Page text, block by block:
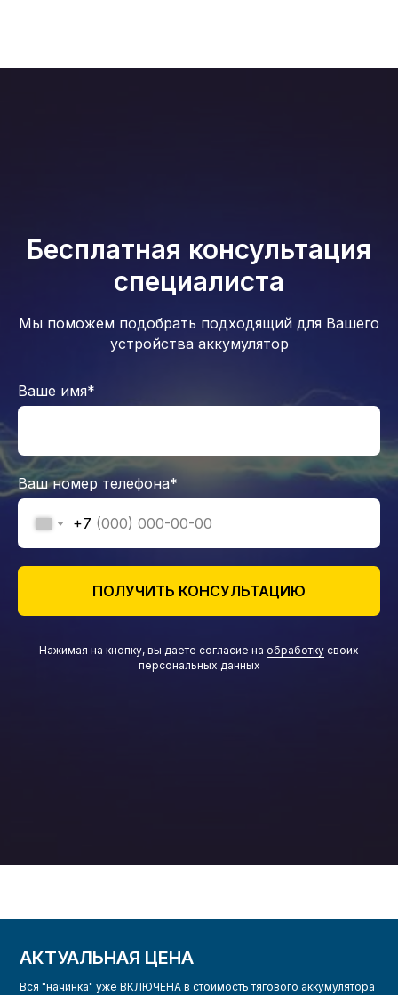
Бесплатная консультация
специалиста
Мы поможем подобрать подходящий для Вашего
устройства аккумулятор
Ваше имя*
Ваш номер телефона*
+7
ПОЛУЧИТЬ КОНСУЛЬТАЦИЮ
Нажимая на кнопку, вы даете согласие на обработку своих
персональных данных
АКТУАЛЬНАЯ ЦЕНА
Вся "начинка" уже ВКЛЮЧЕНА в стоимость тягового аккумулятора